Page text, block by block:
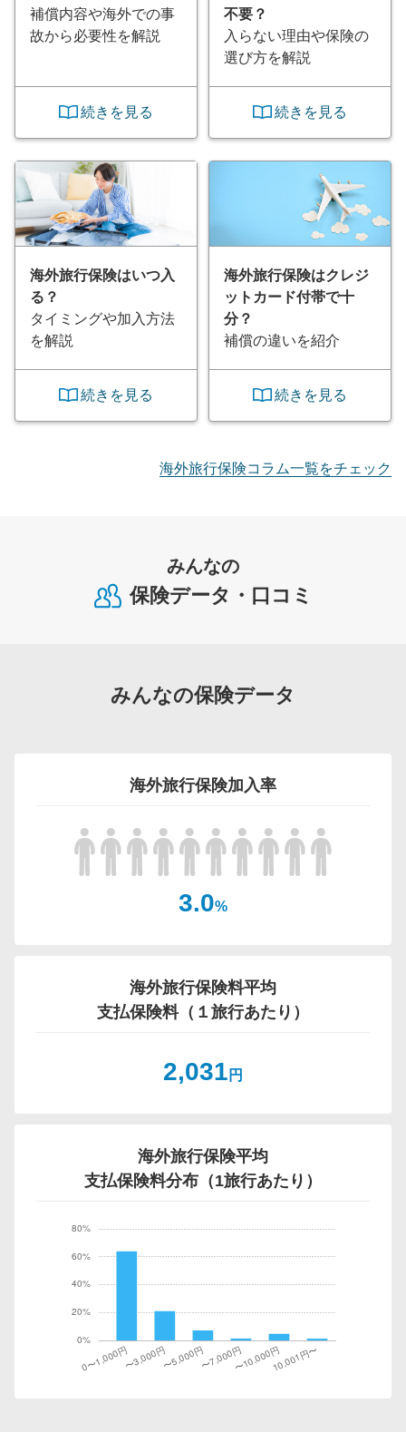
補償内容や海外での事
故から必要性を解説
続きを見る
不要？
入らない理由や保険の
選び方を解説
続きを見る
海外旅行保険はいつ入
る？
タイミングや加入方法
を解説
続きを見る
海外旅行保険はクレジ
ットカード付帯で十
分？
補償の違いを紹介
続きを見る
海外旅行保険コラム一覧をチェック
みんなの
保険データ・口コミ
みんなの保険データ
海外旅行保険加入率
3.0%
海外旅行保険料平均
支払保険料（１旅行あたり）
2,031 円
海外旅行保険平均
支払保険料分布（1旅行あたり）